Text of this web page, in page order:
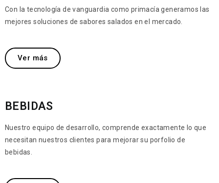
Con la tecnología de vanguardia como primacía generamos las
mejores soluciones de sabores salados en el mercado.
Ver más
BEBIDAS
Nuestro equipo de desarrollo, comprende exactamente lo que
necesitan nuestros clientes para mejorar su porfolio de
bebidas.